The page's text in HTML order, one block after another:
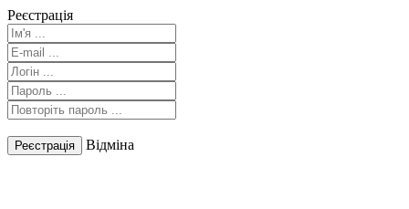
Реєстрація
Відміна